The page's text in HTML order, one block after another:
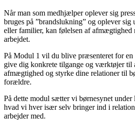
Når man som medhjælper oplever sig
bruges på ”brandslukning” og oplever sig
eller familier, kan følelsen af afmægtighed
arbejdet.
På Modul 1 vil du blive præsenteret for en
give dig konkrete tilgange og værktøjer til
afmægtighed og styrke dine relationer til
forældre.
På dette modul sætter vi børnesynet
hvad vi hver især selv bringer ind i
arbejder med.